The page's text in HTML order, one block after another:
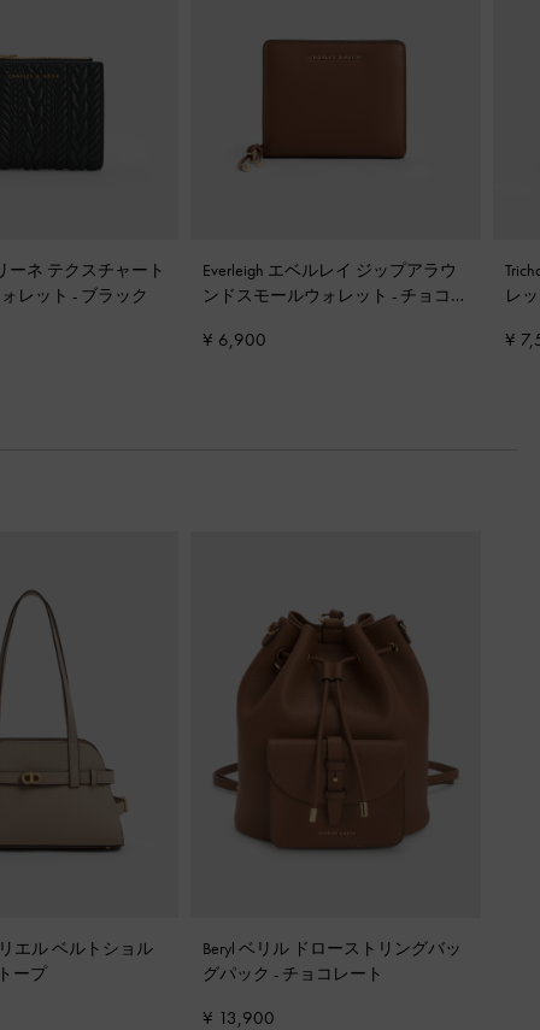
ーネ テクスチャート
レット - ブラック
Everleigh エベルレイ ジップアラウ
ンドスモールウォレット - チョコレ
¥ 6,900
レ
¥
エル ベルトショル
トープ
Beryl ベリル ドローストリングバッ
グパック - チョコレート
¥ 13,900